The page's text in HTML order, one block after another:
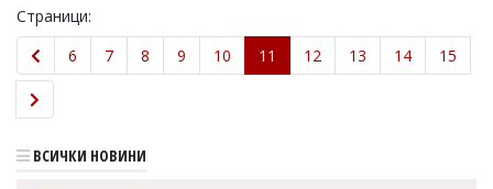
Страници:
6
7 8 9 10 11 12 13 14 15
ВСИЧКИ НОВИНИ